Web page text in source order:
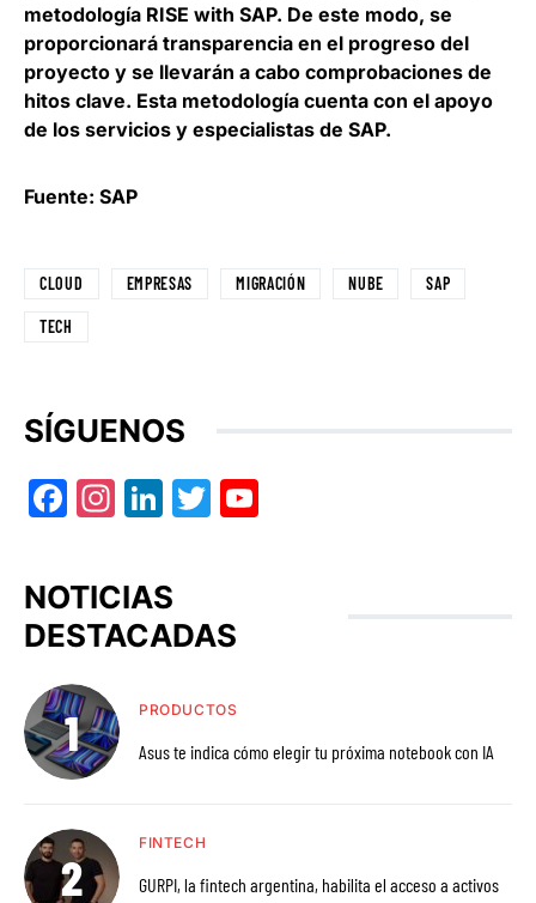
metodología RISE with SAP. De este modo, se
proporcionará transparencia en el progreso del
proyecto y se llevarán a cabo comprobaciones de
hitos clave. Esta metodología cuenta con el apoyo
de los servicios y especialistas de SAP.
Fuente: SAP
CLOUD EMPRESAS MIGRACIÓN NUBE SAP
TECH
SÍGUENOS
Facebook
Instagram
LinkedIn
Twitter
NOTICIAS
DESTACADAS
PRODUCTOS
Asus te indica cómo elegir tu próxima notebook con IA
FINTECH
GURPI, la fintech argentina, habilita el acceso a activos